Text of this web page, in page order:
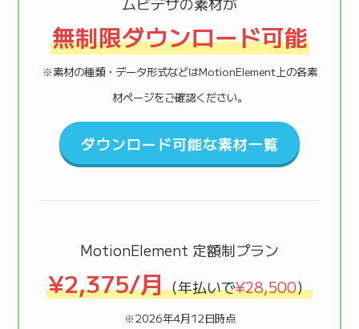
無制限ダウンロード可能
※素材の種類・データ形式などはMotionElement上の各素
材ページをご確認ください。
ダウンロード可能な素材一覧
MotionElement 定額制プラン
¥2,375/月（年払いで¥28,500）
※2026年4月12日時点